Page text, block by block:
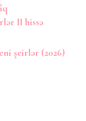
II hissə
şeirlər (2026)